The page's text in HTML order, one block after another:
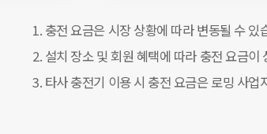
1. 충전 요금은 시장 상황에 따라 변동될 수 있
2. 설치 장소 및 회원 혜택에 따라 충전 요금이
3. 타사 충전기 이용 시 충전 요금은 로밍 사업